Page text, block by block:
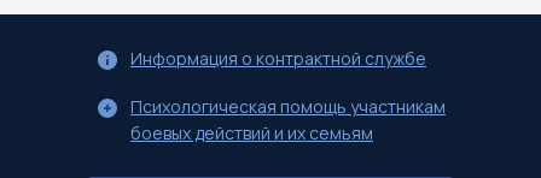
Информация о контрактной службе
Психологическая помощь участникам
боевых действий и их семьям